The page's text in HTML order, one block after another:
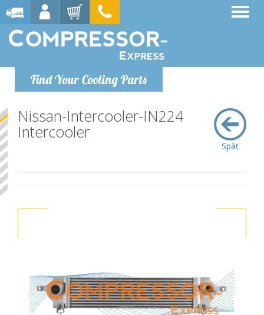
Find Your Cooling Parts
Späť
Nissan-Intercooler-IN224
Intercooler